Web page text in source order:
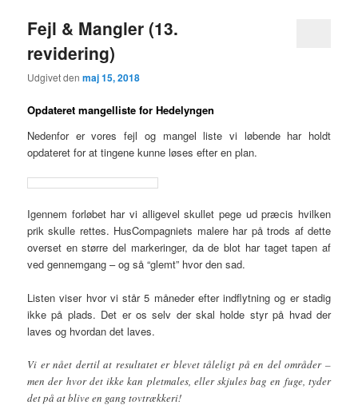
Fejl & Mangler (13.
revidering)
Udgivet denmaj 15, 2018
Opdateret mangelliste for Hedelyngen
Nedenfor er vores fejl og mangel liste vi løbende har holdt
opdateret for at tingene kunne løses efter en plan.
Igennem forløbet har vi alligevel skullet pege ud præcis hvilken
prik skulle rettes. HusCompagniets malere har på trods af dette
overset en større del markeringer, da de blot har taget tapen af
ved gennemgang – og så “glemt” hvor den sad.
Listen viser hvor vi står 5 måneder efter indflytning og er stadig
ikke på plads. Det er os selv der skal holde styr på hvad der
laves og hvordan det laves.
Vi er nået dertil at resultatet er blevet tåleligt på en del områder –
men der hvor det ikke kan pletmales, eller skjules bag en fuge, tyder
det på at blive en gang tovtrækkeri!